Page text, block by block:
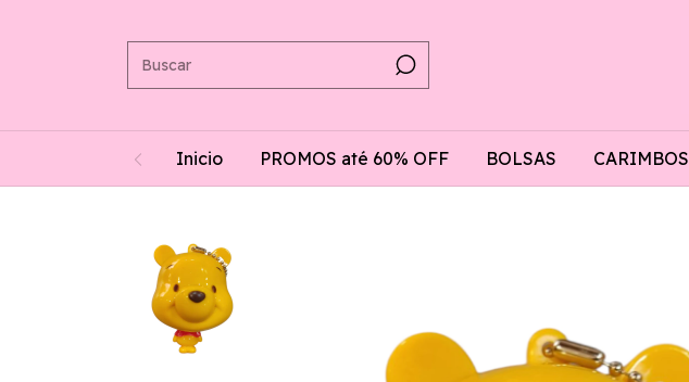
Inicio PROMOS até 60% OFF BOLSAS CARIMBOS